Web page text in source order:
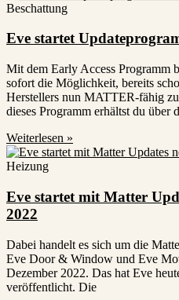
Beschattung
Eve startet
Mit dem Early Access Programm
sofort die Möglichkeit, bereits
Herstellers nun MATTER-fähig
dieses Programm erhältst du
Weiterlesen »
Heizung
Eve startet mit Matter
2022
Dabei handelt es sich um die
Eve Door & Window und Eve
Dezember 2022. Das hat Eve
veröffentlicht. Die